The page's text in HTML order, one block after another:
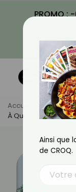
PROMO :
Accueil Actus
À Quelle Fréquence
Ainsi que
de CROQ.